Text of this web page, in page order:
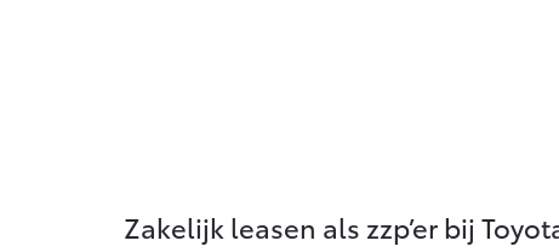
Zakelijk leasen als zzp’er bij